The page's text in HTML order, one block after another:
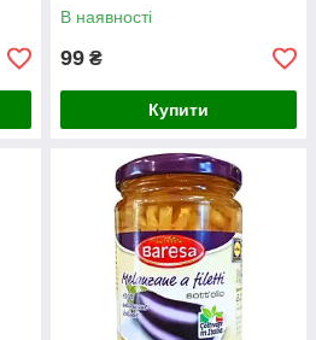
В наявності
99 ₴
Купити